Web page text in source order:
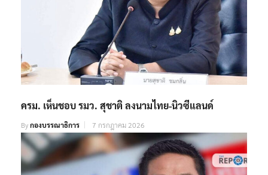
ครม. เห็นชอบ รมว. สุชาติ ลงนามไทย-นิวซีแลนด์
Byกองบรรณาธิการ 7 กรกฎาคม 2026